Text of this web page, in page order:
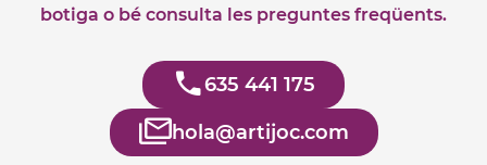
botiga o bé consulta les preguntes freqüents.
635 441 175
hola@artijoc.com